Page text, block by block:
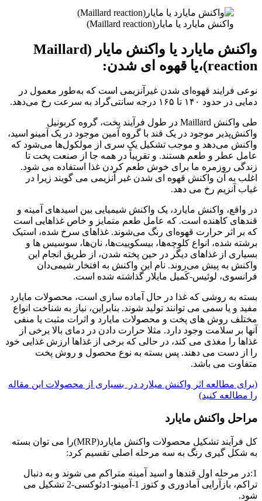
واکنش مایارد یا مایار(Maillard reaction)
واکنش مایارد یا واکنش مایار (Maillard
reaction
)،یا قهوه ای شدن:
نوعی فرایند قهوه‌ای شدن غیرآنزیمی است که به‌طور معمول در
دمایی در حدود ۱۴۰ تا ۱۶۵ درجه سانتی‌گراد به سرعت رخ می‌دهد.
طی واکنش Maillard در طول فرآیند پخت، گروه کربونیل
واکنش‌پذیر موجود در یک قند با گروه آمین موجود در یک آمینو اسید،
واکنش می‌دهد و موجب تشکیل یک سری از مولکول‌ها می‌شود که
عامل عطر و طعم هستند. و تقریباً در همه جا از صنعت پخت تا
زندگی روزمره ما برای خوش طعم کردن غذا استفاده می شود.
اغلب به آن واکنش قهوه ای شدن غیر آنزیمی می گویند زیرا در
غیاب آنزیم رخ می دهد.
در واقع، واکنش مایارد، یک واکنش شیمیایی بین اسیدهای آمینه و
قندهای کاهنده است. که عامل طعم متمایز و خاص غذاهایی است
که بر اثر حرارت قهوه‌ای رنگ می‌شوند. غذاهای سرخ شده، استیک
برشته شده، انواع کلوچه‌ها، بیسکوییت‌ها، نان‌ها، سوسیس ها و
بسیاری از غذاهای دیگر در حین پخته شدن، از طریق انجام این
واکنش به پیش می‌روند. نام این واکنش به افتخار شیمی‌دان
فرانسوی، لوئیس-کَمیل مایلار گذاشته شده است.
بسته به روشی که غذا در حال آماده سازی است، محصولات مایارد
مفید و یا سمی می توانند تولید شوند. بنابراین، نیاز به شناخت انواع
مختلف روش های پخت و محصولات مایارد و اثرات مثبت یا منفی
آنها بر سلامت وجود دارد. مثلا حرارت دادن در دمای بالا برخی از
غذاها را مغذی می کند، در حالی که برخی از غذاها ارزش غذایی خود
را از دست می دهند. پس بسته به نوع محصول و روش پخت
متفاوت می باشد.
(برای مطالعه اثر واکنش میلارد در بسیاری از محصولات این مقاله
را مطالعه کنید)
مراحل واکنش مایارد
کل فرآیند تشکیل محصولات واکنش مایارد(MRP)را می توان بسته
به شکل گیری رنگ به سه مرحله اصلی تقسیم کرد:
1:در مرحله اول قندها و اسید آمینه متراکم می شوند و به دنبال
تراکم، بازآرایی آمادوری و کتوز 1-آمینو-1دئوکسی-2 تشکیل می
شود.